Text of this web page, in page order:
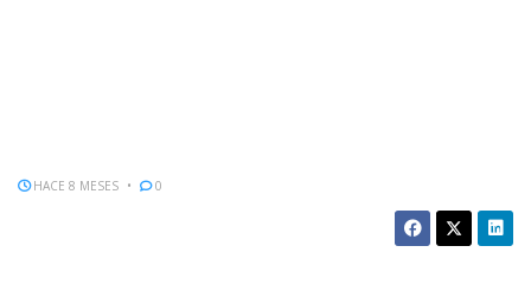
HACE 8 MESES 0